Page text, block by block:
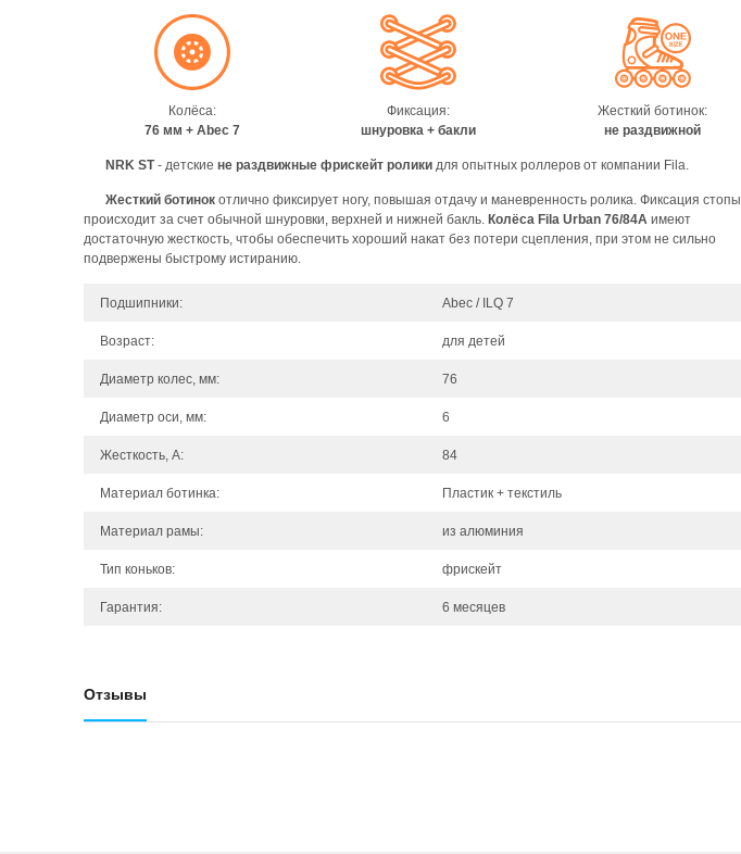
Колёса:
76 мм + Abec 7
Фиксация:
шнуровка + бакли
Жесткий ботинок:
не раздвижной
NRK ST- детские не раздвижные фрискейт ролики для опытных роллеров от компании Fila.
Жесткий ботинок отлично фиксирует ногу, повышая отдачу и маневренность ролика. Фиксация стопы
происходит за счет обычной шнуровки, верхней и нижней бакль. Колёса Fila Urban 76/84A имеют
достаточную жесткость, чтобы обеспечить хороший накат без потери сцепления, при этом не сильно
подвержены быстрому истиранию.
Подшипники: Аbec / ILQ 7
Возраст: для детей
Диаметр колес, мм: 76
Диаметр оси, мм: 6
Жесткость, А: 84
Материал ботинка: Пластик + текстиль
Материал рамы: из алюминия
Тип коньков: фрискейт
Гарантия: 6 месяцев
Отзывы